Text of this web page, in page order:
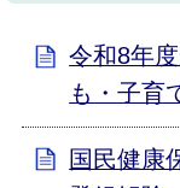
令和8年
も・子育
国民健康